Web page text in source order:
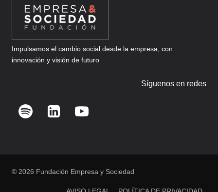
Impulsamos el cambio social desde la empresa, con
innovación y visión de futuro
Síguenos en redes
© 2026 Fundación Empresa y Sociedad